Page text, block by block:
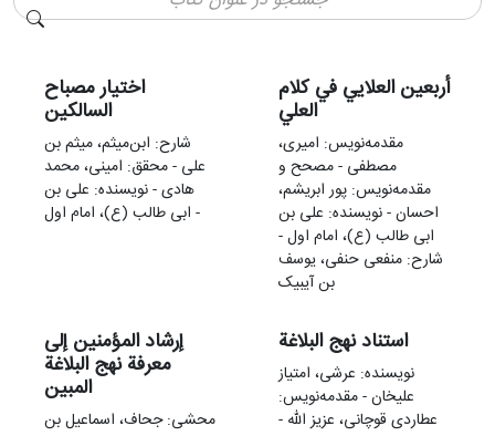
اختیار مصباح
السالکین
شارح: ابن‌میثم، میثم بن
علی - محقق: امینی، محمد
هادی - نویسنده: علی بن
ابی طالب (ع)، امام اول -
أربعین العلایي في کلام
العلي
مقدمه‌نويس: امیری،
مصطفی - مصحح و
مقدمه‌نويس: پور ابریشم،
احسان - نویسنده: علی بن
ابی طالب (ع)، امام اول -
شارح: منفعی حنفی، یوسف
بن آیبیک
إرشاد المؤمنین إلی
معرفة نهج البلاغة
المبین
محشی: جحاف، اسماعیل بن
استناد نهج البلاغة
نویسنده: عرشی، امتیاز
علیخان - مقدمه‌نويس:
عطاردی قوچانی، عزیز الله -